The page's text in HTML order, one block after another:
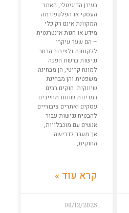
בעידן הדיגיטלי, האתר
העסקי או הפלטפורמה
המקוונת אינם רק כלי
מידע או חנות אינטרנטית
– הם שער עיקרי
ללקוחות ולציבור הרחב.
נגישות ברשת הפכה
למונח קריטי, הן מבחינה
משפטית והן מבחינת
שיווקית. חוקים רבים
במדינות שונות מחייבים
עסקים ואתרים ציבוריים
להבטיח נגישות עבור
אנשים עם מוגבלויות,
אך מעבר לדרישה
החוקית,
קרא עוד »
08/12/2025